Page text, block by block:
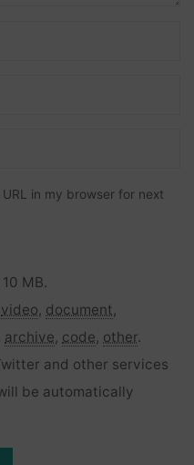
in my browser for next
MB.
video, document,
archive, code, other.
and other services
be automatically